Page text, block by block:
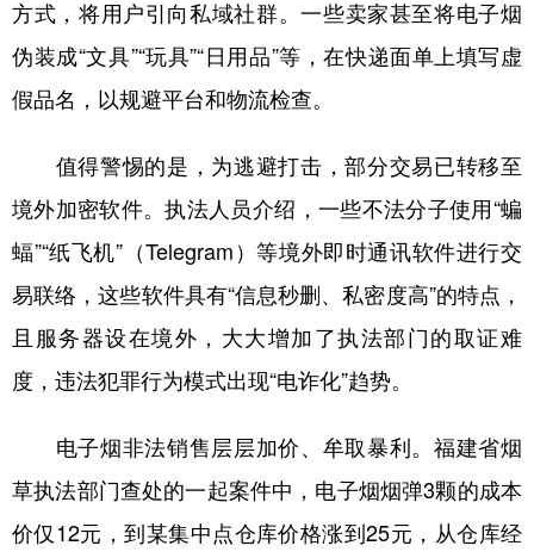
方式，将用户引向私域社群。一些卖家甚至将电子烟
伪装成“文具”“玩具”“日用品”等，在快递面单上填写虚
假品名，以规避平台和物流检查。
值得警惕的是，为逃避打击，部分交易已转移至
境外加密软件。执法人员介绍，一些不法分子使用“蝙
蝠”“纸飞机”（Telegram）等境外即时通讯软件进行交
易联络，这些软件具有“信息秒删、私密度高”的特点，
且服务器设在境外，大大增加了执法部门的取证难
度，违法犯罪行为模式出现“电诈化”趋势。
电子烟非法销售层层加价、牟取暴利。福建省烟
草执法部门查处的一起案件中，电子烟烟弹3颗的成本
价仅12元，到某集中点仓库价格涨到25元，从仓库经